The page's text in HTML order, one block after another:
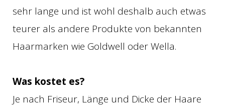
sehr lange und ist wohl deshalb auch etwas
teurer als andere Produkte von bekannten
Haarmarken wie Goldwell oder Wella.
Was kostet es?
Je nach Friseur, Länge und Dicke der Haare